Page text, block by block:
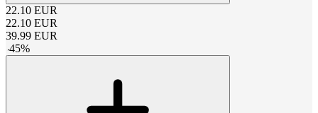
22.10 EUR
22.10 EUR
39.99 EUR
-45%